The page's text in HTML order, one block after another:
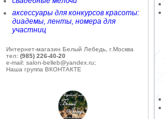
аксессуары для конкурсов красоты:
диадемы, ленты, номера для
участниц
Интернет-магазин Белый Лебедь, г.Москва
тел: (985) 226-40-20
e-mail: salon-belleb@yandex.ru;
Наша группа ВКОНТАКТЕ